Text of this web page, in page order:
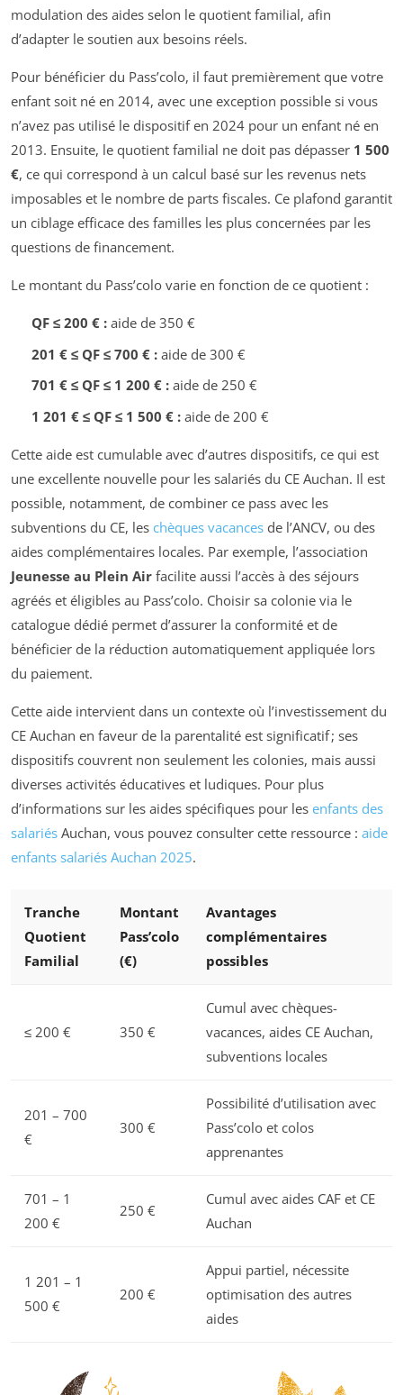
modulation des aides selon le quotient familial, afin
d’adapter le soutien aux besoins réels.
Pour bénéficier du Pass’colo, il faut premièrement que votre
enfant soit né en 2014, avec une exception possible si vous
n’avez pas utilisé le dispositif en 2024 pour un enfant né en
2013. Ensuite, le quotient familial ne doit pas dépasser 1 500
€, ce qui correspond à un calcul basé sur les revenus nets
imposables et le nombre de parts fiscales. Ce plafond garantit
un ciblage efficace des familles les plus concernées par les
questions de financement.
Le montant du Pass’colo varie en fonction de ce quotient :
QF ≤ 200 € :aide de 350 €
201 € ≤ QF ≤ 700 € :aide de 300 €
701 € ≤ QF ≤ 1 200 € :aide de 250 €
1 201 € ≤ QF ≤ 1 500 € :aide de 200 €
Cette aide est cumulable avec d’autres dispositifs, ce qui est
une excellente nouvelle pour les salariés du CE Auchan. Il est
possible, notamment, de combiner ce pass avec les
subventions du CE, les chèques vacances de l’ANCV, ou des
aides complémentaires locales. Par exemple, l’association
Jeunesse au Plein Air facilite aussi l’accès à des séjours
agréés et éligibles au Pass’colo. Choisir sa colonie via le
catalogue dédié permet d’assurer la conformité et de
bénéficier de la réduction automatiquement appliquée lors
du paiement.
Cette aide intervient dans un contexte où l’investissement du
CE Auchan en faveur de la parentalité est significatif ; ses
dispositifs couvrent non seulement les colonies, mais aussi
diverses activités éducatives et ludiques. Pour plus
d’informations sur les aides spécifiques pour les enfants des
salariés Auchan, vous pouvez consulter cette ressource : aide
enfants salariés Auchan 2025.
Tranche
Quotient
Familial
Montant
Pass’colo
(€)
Avantages
complémentaires
possibles
≤ 200 € 350 €
Cumul avec chèques-
vacances, aides CE Auchan,
subventions locales
201 – 700
€
300 €
Possibilité d’utilisation avec
Pass’colo et colos
apprenantes
701 – 1
200 €
250 €
Cumul avec aides CAF et CE
Auchan
1 201 – 1
500 €
200 €
Appui partiel, nécessite
optimisation des autres
aides